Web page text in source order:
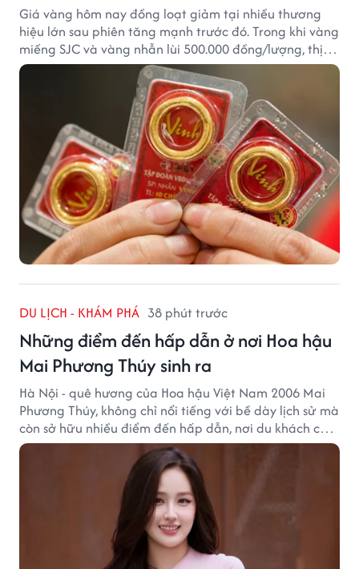
Giá vàng hôm nay đồng loạt giảm tại nhiều thương
hiệu lớn sau phiên tăng mạnh trước đó. Trong khi vàng
miếng SJC và vàng nhẫn lùi 500.000 đồng/lượng, thị
trường vẫn duy trì mặt bằng giá cao, với sự chênh
lệch đáng kể giữa các doanh nghiệp.
DU LỊCH - KHÁM PHÁ 38 phút trước
Những điểm đến hấp dẫn ở nơi Hoa hậu
Mai Phương Thúy sinh ra
Hà Nội - quê hương của Hoa hậu Việt Nam 2006 Mai
Phương Thúy, không chỉ nổi tiếng với bề dày lịch sử mà
còn sở hữu nhiều điểm đến hấp dẫn, nơi du khách có
thể cảm nhận trọn vẹn vẻ đẹp cổ kính xen lẫn nhịp
sống hiện đại của Thủ đô.